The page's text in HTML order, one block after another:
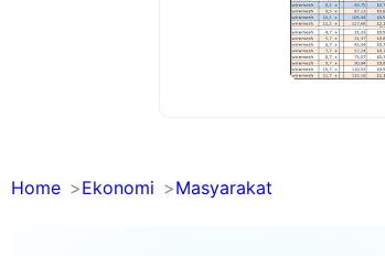
Home Ekonomi Masyarakat